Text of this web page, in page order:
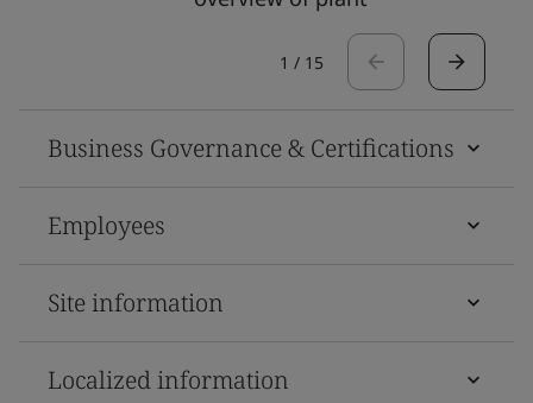
1 / 15
Business Governance & Certifications
Employees
Site information
Localized information